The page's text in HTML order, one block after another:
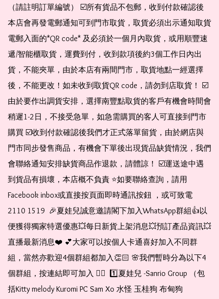
（請註明訂單編號） ☑️所有貨品不包郵，收到付款確認後
本店會再發電郵通知可到門市取貨，取貨必須出示通知取貨
電郵入面的*QR code* 及必須於一個月內取貨，或用順豐速
遞/智能櫃取貨，運費到付，收到款項後約3個工作日內出
貨，不能夾單，由於本店有兩間門市，取貨地點一經選擇
後，不能更改！如未收到取貨QR code，請勿到店取貨！ ☑️
由於要作出調貨安排，選擇南豐點取貨的客戶有機會時間會
稍遲1-2日，不接受急單，如急需購買的客人可直接到門市
購買 ☑️收到付款確認後我們才正式落單留貨，由於網店與
門市同步發售商品，有機會下單後出現貨品缺貨情況，我們
會聯絡通知安排缺貨商品作退款，請體諒！ ☑️運送途中遇
到貨品有損壞，本店概不負責 ⭐️如要聯絡查詢，請用
Facebook inbox或直接按頁面即時通訊按鈕 ，或可致電
2110 1519  🎉夏娃兒誠意邀請閣下加入WhatsApp群組👍以
便獲得獨家特選優惠💥每日新貨上架消息💥預訂產品資訊💥
直播最新消息❤️ 💕大家可以按個人卡通喜好加入不同群
組，當然亦歡迎4個群組都加入👏🏻 🌸我們暫時分為以下4
個群組，按連結即可加入 👇🏻  1️⃣夏娃兒 -Sanrio Group （包
括Kitty melody Kuromi PC Sam Xo 水怪 玉桂狗 布甸狗